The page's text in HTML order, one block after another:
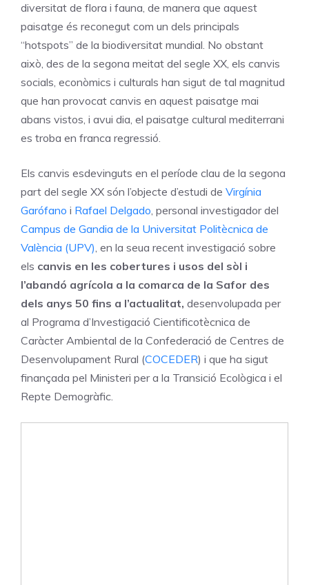
diversitat de flora i fauna, de manera que aquest
paisatge és reconegut com un dels principals
“hotspots” de la biodiversitat mundial. No obstant
això, des de la segona meitat del segle XX, els canvis
socials, econòmics i culturals han sigut de tal magnitud
que han provocat canvis en aquest paisatge mai
abans vistos, i avui dia, el paisatge cultural mediterrani
es troba en franca regressió.
Els canvis esdevinguts en el període clau de la segona
part del segle XX són l’objecte d’estudi de Virgínia
Garófano i Rafael Delgado , personal investigador del
Campus de Gandia de la Universitat Politècnica de
València (UPV) , en la seua recent investigació sobre
els canvis en les cobertures i usos del sòl i
l’abandó agrícola a la comarca de la Safor des
dels anys 50 fins a l’actualitat, desenvolupada per
al Programa d’Investigació Cientificotècnica de
Caràcter Ambiental de la Confederació de Centres de
Desenvolupament Rural (COCEDER) i que ha sigut
finançada pel Ministeri per a la Transició Ecològica i el
Repte Demogràfic.